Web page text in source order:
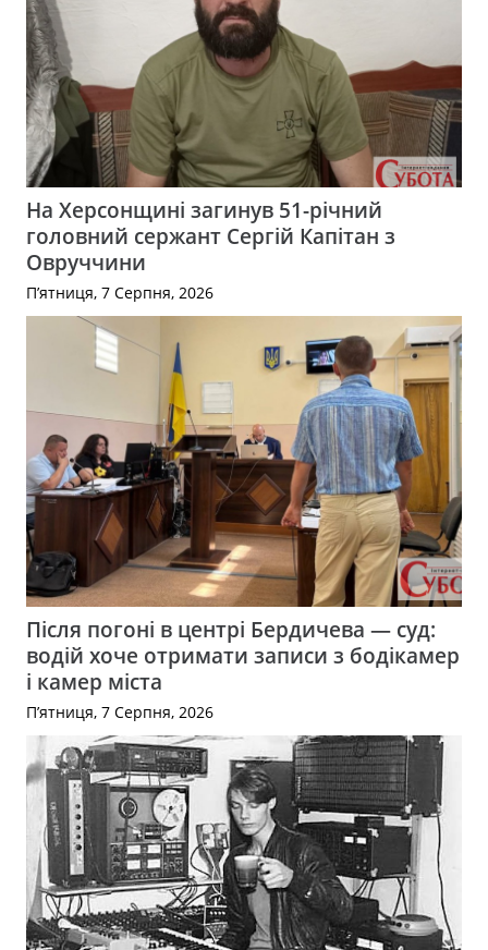
На Херсонщині загинув 51-річний
головний сержант Сергій Капітан з
Овруччини
П’ятниця, 7 Серпня, 2026
Після погоні в центрі Бердичева — суд:
водій хоче отримати записи з бодікамер
і камер міста
П’ятниця, 7 Серпня, 2026